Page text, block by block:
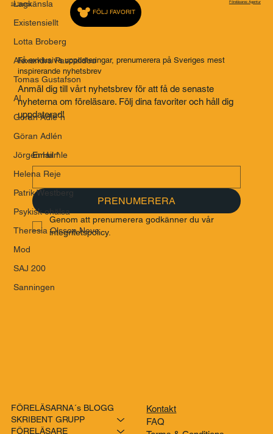
Lagkänsla
Existensiellt
Lotta Broberg
Alexandra Pascalidou
Tomas Gustafson
AI
Göran Adle´n
Göran Adlén
Jörgen Hamle
Helena Reje
Patrik Westberg
Psykisk ohälsa
Theresia Olsson Neve
Mod
SAJ 200
Sanningen
Saj Talarbyrå Föreläsares Agentur
FÖLJ FAVORIT
Få exklusiva uppdateringar, prenumerera på Sveriges mest
inspirerande nyhetsbrev
Anmäl dig till vårt nyhetsbrev för att få de senaste
nyheterna om föreläsare. Följ dina favoriter och håll dig
uppdaterad!
Email *
PRENUMERERA
Genom att prenumerera godkänner du vår
integritetspolicy.
FÖRELÄSARNA´s BLOGG
SKRIBENT GRUPP
FÖRELÄSARE
Kontakt
FAQ